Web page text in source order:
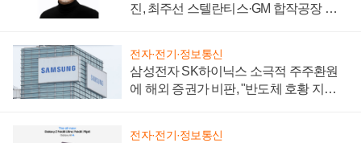
진, 최주선 스텔란티스·GM 합작공장 건
전자·전기·정보통신
삼성전자 SK하이닉스 소극적 주주환원
에 해외 증권가 비판, "반도체 호황 지속
전자·전기·정보통신